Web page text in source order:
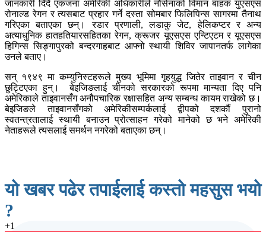
जानकारी दिँदै एकजना अमेरिकी अधिकारीले नौसेनाको विमान बाहक युएसएस
रोनाल्ड रेगन र त्यसबाट प्रहार गर्ने दस्ता सोमबार फिलिपिन्स सागरमा तैनाथ
गरिएका बताएका छन्। रडार प्रणाली, लडाकु जेट, हेलिकप्टर र अन्य
अत्याधुनिक हातहतियारसहितका रेगन, क्रूजर यूएसएस एन्टिएटम र यूएसएस
हिगिन्स सिङ्गापुरको बन्दरगाहबाट आफ्नो स्थायी शिविर जापानतर्फ लागेका
उनले बताए।
सन् १९४९ मा कम्युनिस्टहरूले मुख्य भूमिमा गृहयुद्ध जितेर ताइवान र चीन
छुट्टिएका हुन्। बेइजिङलाई चीनको सरकारको रूपमा मान्यता दिए पनि
अमेरिकाले ताइवानसँग अनौपचारिक रक्षासहित अन्य सम्बन्ध कायम राखेको छ।
बेइजिङले ताइवानसँगको अमेरिकीसम्पर्कलाई द्वीपको दशकौं पुरानो
स्वतन्त्रतालाई स्थायी बनाउन प्रोत्साहन गरेको मानेको छ भने अमेरिकी
नेताहरूले त्यसलाई समर्थन नगरेको बताएका छन्।
यो खबर पढेर तपाईलाई कस्तो महसुस भयो
?
+1